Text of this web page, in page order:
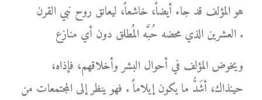
هو المؤلف قد جاء أيضاً، خاشعاً، ليعانق روح نبي القرن
العشرين الذي محضه حُبَّه المُطلق دون أي منازع .
ويخوض المؤلف في أحوال البشر وأخلاقهم، فإذاه،
حينذاك، أشَدُّ ما يكون إيلاماً . فهو ينظر إلى المجتمعات من